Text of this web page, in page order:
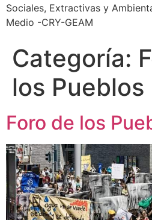
Sociales, Extractivas y
Medio -CRY-GEAM
Categoría:
los Pueblos
Foro de los